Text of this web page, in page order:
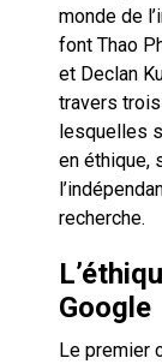
monde de
font Thao
et Declan
travers
lesquelles
en éthique,
recherche.
Google
Le premier